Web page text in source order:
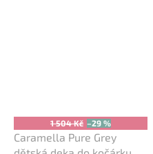
1 504 Kč –29 %
Caramella Pure Grey